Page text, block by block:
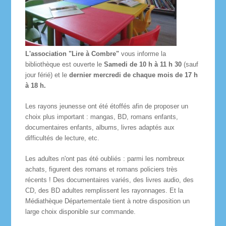
L'association "Lire à Combre" vous informe la
bibliothèque est ouverte le Samedi de 10 h à 11 h 30 (sauf
jour férié) et le dernier mercredi de chaque mois de 17 h
à 18 h.
Les rayons jeunesse ont été étoffés afin de proposer un
choix plus important : mangas, BD, romans enfants,
documentaires enfants, albums, livres adaptés aux
difficultés de lecture, etc.
Les adultes n'ont pas été oubliés : parmi les nombreux
achats, figurent des romans et romans policiers très
récents ! Des documentaires variés, des livres audio, des
CD, des BD adultes remplissent les rayonnages. Et la
Médiathèque Départementale tient à notre disposition un
large choix disponible sur commande.